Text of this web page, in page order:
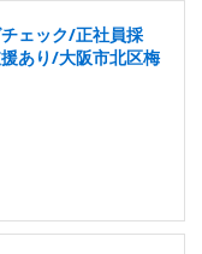
ェック/正社員採
あり/大阪市北区梅